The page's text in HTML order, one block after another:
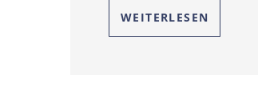
WEITERLESEN